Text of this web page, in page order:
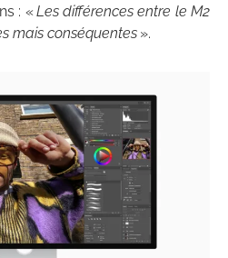
: «Les différences entre le M2
mais conséquentes ».